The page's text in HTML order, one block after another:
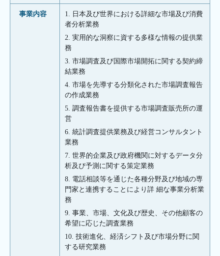
事業内容
1. 日本及び世界における詳細な市場及び消費
者分析業務
2. 実用的な洞察に資する多様な情報の提供業
務
3. 市場調査及び国際市場開拓に関する契約締
結業務
4. 市場を先導する分類化された市場調査報告
の作成業務
5. 調査報告書を提供する市場調査販売所の運
営
6. 統計調査提供業務及び経営コンサルタント
業務
7. 世界的企業及び政府機関に対するデータ分
析及び予測に関する策定業務
8. 電話相談等を通じた各種分野及び地域の専
門家と連携することにより詳 細な事業分析業
務
9. 事業、市場、文化及び歴史、その他顧客の
希望に応じた調査業務
10. 技術進化、経済シフト及び市場分野に関
する研究業務